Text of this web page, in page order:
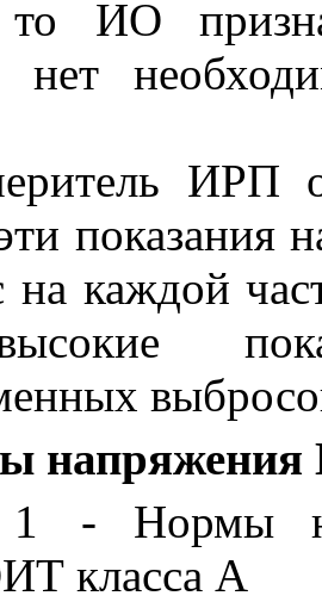
то ИО
ИРП
показания
каждой
напряжения
1 - Нормы
класса А